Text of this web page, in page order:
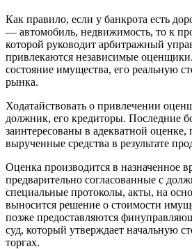
Как правило, если у банкрота есть
— автомобиль, недвижимость, то к
которой руководит арбитражный
привлекаются независимые
состояние имущества, его реальную
рынка.
Ходатайствовать о привлечении
должник, его кредиторы. Последние
заинтересованы в адекватной оценке,
вырученные средства в результате
Оценка производится в назначенное
предварительно согласованные с
специальные протоколы, акты, на
выносится решение о стоимости
позже предоставляются
суд, который утверждает начальную
торгах.